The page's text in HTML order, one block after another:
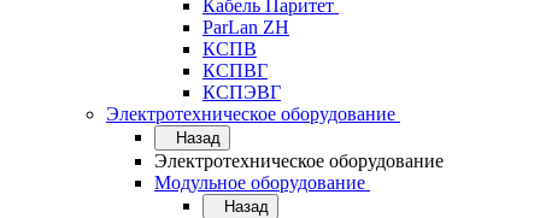
Кабель Паритет
ParLan ZH
КСПВ
КСПВГ
КСПЭВГ
Электротехническое оборудование
Назад
Электротехническое оборудование
Модульное оборудование
Назад